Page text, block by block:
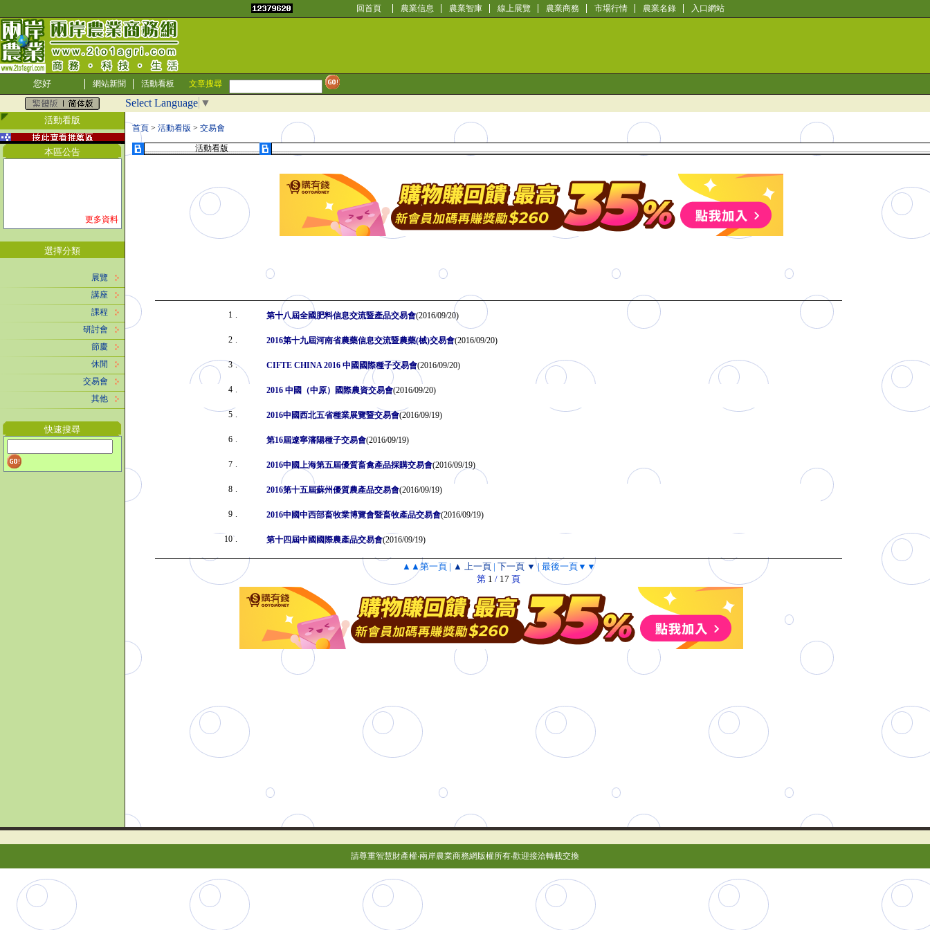
回首頁 農業信息 農業智庫 線上展覽 農業商務 市場行情 農業名錄 入口網站
您好 網站新聞 活動看板 文章搜尋
Select Language ▼
活動看版
本區公告
更多資料
選擇分類
展覽
講座
課程
研討會
節慶
休閒
交易會
其他
快速搜尋
首頁 > 活動看版 > 交易會
活動看版
1 . 第十八屆全國肥料信息交流暨產品交易會(2016/09/20)
2 . 2016第十九屆河南省農藥信息交流暨農藥(械)交易會(2016/09/20)
3 . CIFTE CHINA 2016 中國國際種子交易會(2016/09/20)
4 . 2016 中國（中原）國際農資交易會(2016/09/20)
5 . 2016中國西北五省種業展覽暨交易會(2016/09/19)
6 . 第16屆遼寧瀋陽種子交易會(2016/09/19)
7 . 2016中國上海第五屆優質畜禽產品採購交易會(2016/09/19)
8 . 2016第十五屆蘇州優質農產品交易會(2016/09/19)
9 . 2016中國中西部畜牧業博覽會暨畜牧產品交易會(2016/09/19)
10 . 第十四屆中國國際農產品交易會(2016/09/19)
▲▲第一頁| ▲ 上一頁| 下一頁 ▼ | 最後一頁▼▼
第 1 / 17 頁
請尊重智慧財產權‧兩岸農業商務網版權所有‧歡迎接洽轉載交換